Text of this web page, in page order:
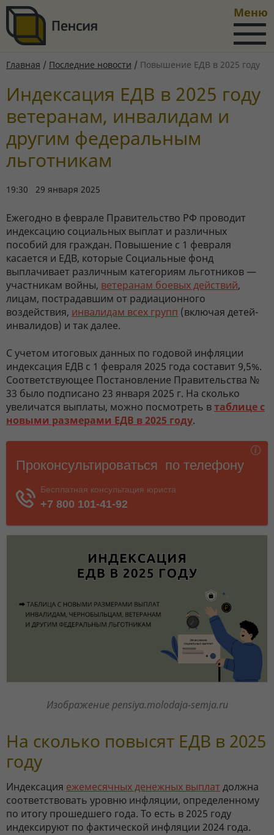
Меню
Главная / Последние новости / Повышение ЕДВ в 2025 году
Индексация ЕДВ в 2025 году
ветеранам, инвалидам и
другим федеральным
льготникам
19:30 29 января 2025
Ежегодно в феврале Правительство РФ проводит
индексацию социальных выплат и различных
пособий для граждан. Повышение с 1 февраля
касается и ЕДВ, которые Социальные фонд
выплачивает различным категориям льготников —
участникам войны, ветеранам боевых действий,
лицам, пострадавшим от радиационного
воздействия, инвалидам всех групп (включая детей-
инвалидов) и так далее.
С учетом итоговых данных по годовой инфляции
индексация ЕДВ с 1 февраля 2025 года составит 9,5%.
Соответствующее Постановление Правительства №
33 было подписано 23 января 2025 г. На сколько
увеличатся выплаты, можно посмотреть втаблице с
новыми размерами ЕДВ в 2025 году.
Изображение pensiya.molodaja-semja.ru
На сколько повысят ЕДВ в 2025
году
Индексация ежемесячных денежных выплат должна
соответствовать уровню инфляции, определенному
по итогу прошедшего года. То есть в 2025 году
индексируют по фактической инфляции 2024 года.